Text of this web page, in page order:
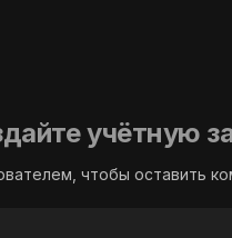
учётную
чтобы оставить